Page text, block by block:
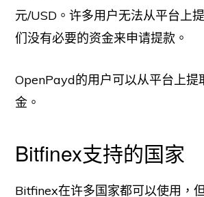
元/USD。许多用户无法从平台上
们没有必要的资金来申请提款。
OpenPayd的用户可以从平台上提
金。
Bitfinex支持的国家
Bitfinex在许多国家都可以使用，